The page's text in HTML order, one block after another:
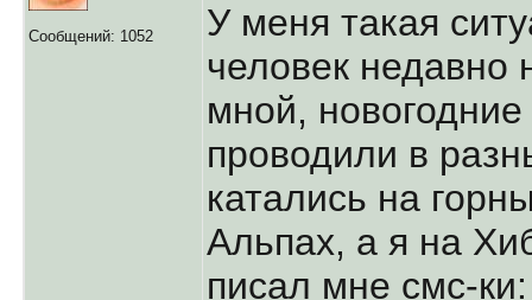
Сообщений: 1052
У меня такая
человек недавно
мной,
проводили в
катались на
Альпах, а я на
писал мне смс-